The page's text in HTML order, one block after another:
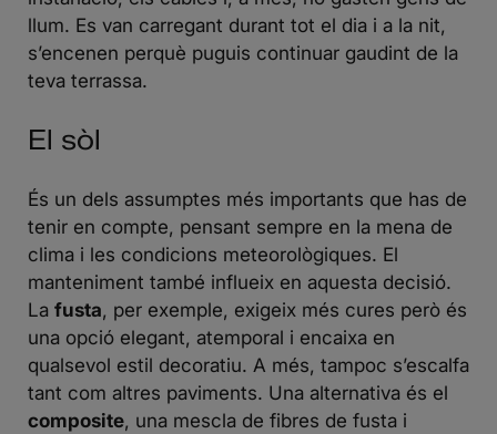
llum. Es van carregant durant tot el dia i a la nit,
s’encenen perquè puguis continuar gaudint de la
teva terrassa.
El sòl
És un dels assumptes més importants que has de
tenir en compte, pensant sempre en la mena de
clima i les condicions meteorològiques. El
manteniment també influeix en aquesta decisió.
La fusta, per exemple, exigeix més cures però és
una opció elegant, atemporal i encaixa en
qualsevol estil decoratiu. A més, tampoc s’escalfa
tant com altres paviments. Una alternativa és el
composite, una mescla de fibres de fusta i